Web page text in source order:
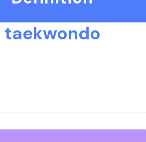
taekwondo